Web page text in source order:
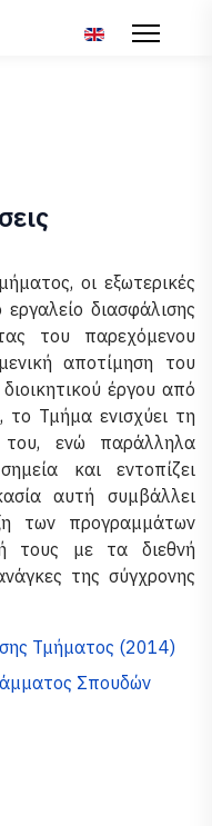
Επιλέξτε τη
οι εξωτερικές
διασφάλισης
του παρεχόμενου
αποτίμηση του
έργου από
το Τμήμα ενισχύει τη
του, ενώ παράλληλα
και εντοπίζει
αυτή συμβάλλει
των προγραμμάτων
τους με τα διεθνή
της σύγχρονης
Τμήματος (2014)
Σπουδών